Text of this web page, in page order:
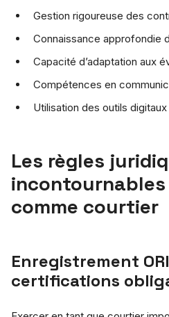
Gestion rigoureuse des
Connaissance approfondie
Capacité d’adaptation aux
Compétences en
Utilisation des outils
Les règles
comme courtier
Enregistrement
certifications